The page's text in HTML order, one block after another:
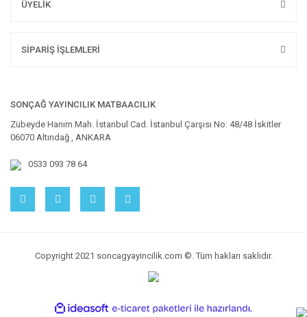
ÜYELİK
SİPARİŞ İŞLEMLERİ
SONÇAĞ YAYINCILIK MATBAACILIK
Zübeyde Hanım Mah. İstanbul Cad. İstanbul Çarşısı No: 48/48 İskitler
06070 Altındağ , ANKARA
0533 093 78 64
Copyright 2021 soncagyayincilik.com ©. Tüm hakları saklıdır.
ideasoft
e-